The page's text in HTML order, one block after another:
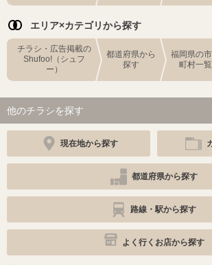
エリア×カテゴリから探す
チラシ・広告掲載の
Shufoo!（シュフ
ー）
都道府県から
探す
福岡県の
町村一覧
他のチラシを探す
現在地から探す
都道府県から探す
路線・駅から探す
よく行くお店から探す